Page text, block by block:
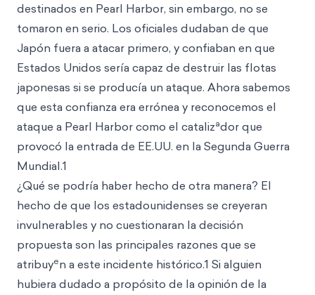
destinados en Pearl Harbor, sin embargo, no se
tomaron en serio. Los oficiales dudaban de que
Japón fuera a atacar primero, y confiaban en que
Estados Unidos sería capaz de destruir las flotas
japonesas si se producía un ataque. Ahora sabemos
que esta confianza era errónea y reconocemos el
ataque a Pearl Harbor como el catalizador que
provocó la entrada de EE.UU. en la Segunda Guerra
Mundial.1
¿Qué se podría haber hecho de otra manera? El
hecho de que los estadounidenses se creyeran
invulnerables y no cuestionaran la decisión
propuesta son las principales razones que se
atribuyen a este incidente histórico.1 Si alguien
hubiera dudado a propósito de la opinión de la